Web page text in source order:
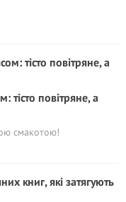
тісто повітряне, а
смакотою!